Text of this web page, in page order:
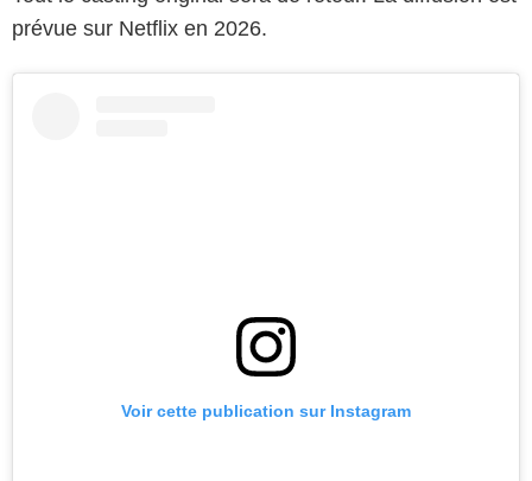
prévue sur Netflix en 2026.
Voir cette publication sur Instagram